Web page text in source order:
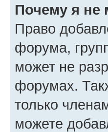
Почему я не
Право
форума,
может не
форумах.
только
можете